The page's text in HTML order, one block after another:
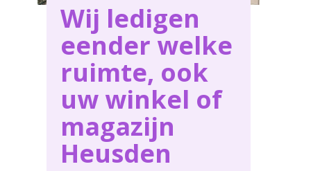
Wij ledigen
eender welke
ruimte, ook
uw winkel of
magazijn
Heusden